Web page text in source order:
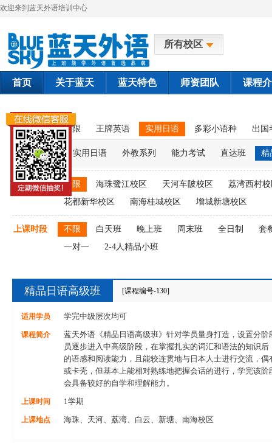
欢迎来到蓝天外语培训中心
所有校区
首页 关于蓝天 蓝天特色 师资团队 课程
课程类别 不限 王牌英语 实用日语 多彩小语种 出国
实用日语 外教系列 能力考试 直达班 精
上课校区 不限 海珠鹭江校区 天河车陂校区
荔湾西村
花都新华校区
南海桂城校区 增城新塘校区
上课时段 不限 白天班 晚上班 周末班 全日制
套
一对一
2-4人精品小班
精品日语高级班 [课程编号-130]
适用学员 学完中级层次均可
课程简介
蓝天外语《精品日语高级班》针对学员量身打造，设置分阶
员逐步进入中高级阶段，在掌握扎实的词汇和语法的知识后
的语感和阅读能力，且能较连贯地与日本人士进行交流，偶
或卡壳，但基本上能相对熟练地把握会话的进行，学完该阶
会具备较好的自学和理解能力。
上课时间 1学期
上课地点 海珠、天河、荔湾、白云、新塘、南海校区